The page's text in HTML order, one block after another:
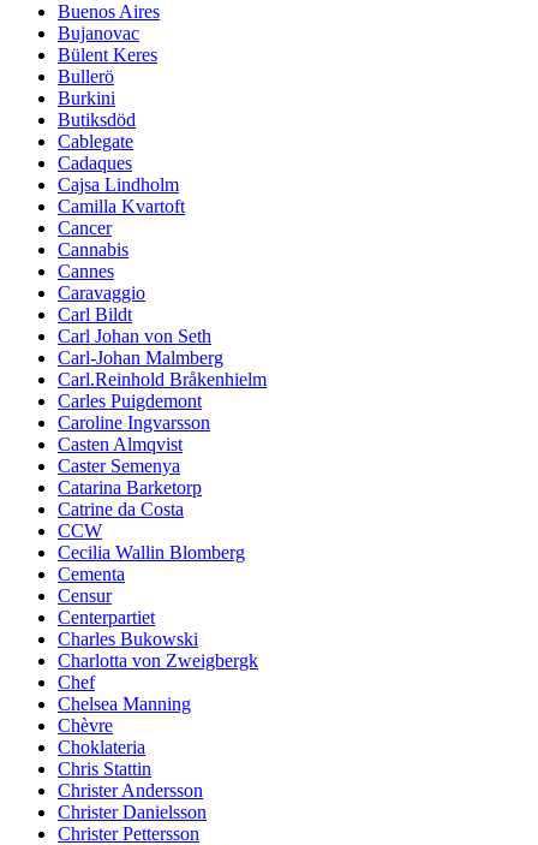
Buenos Aires
Bujanovac
Bülent Keres
Bullerö
Burkini
Butiksdöd
Cablegate
Cadaques
Cajsa Lindholm
Camilla Kvartoft
Cancer
Cannabis
Cannes
Caravaggio
Carl Bildt
Carl Johan von Seth
Carl-Johan Malmberg
Carl.Reinhold Bråkenhielm
Carles Puigdemont
Caroline Ingvarsson
Casten Almqvist
Caster Semenya
Catarina Barketorp
Catrine da Costa
CCW
Cecilia Wallin Blomberg
Cementa
Censur
Centerpartiet
Charles Bukowski
Charlotta von Zweigbergk
Chef
Chelsea Manning
Chèvre
Choklateria
Chris Stattin
Christer Andersson
Christer Danielsson
Christer Pettersson